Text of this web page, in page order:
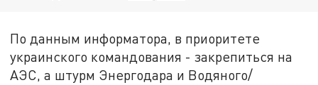
По данным информатора, в приоритете
украинского командования - закрепиться на
АЭС, а штурм Энергодара и Водяного/